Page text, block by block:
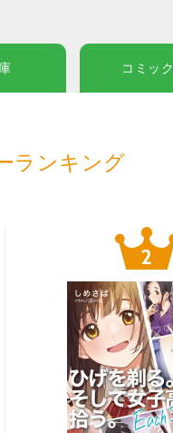
コミック
ランキング